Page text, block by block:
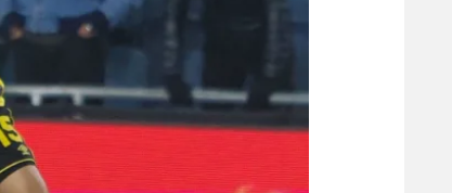
הצטרפות לחבילת הערוצים
לוח דרושים – ג'ובנט